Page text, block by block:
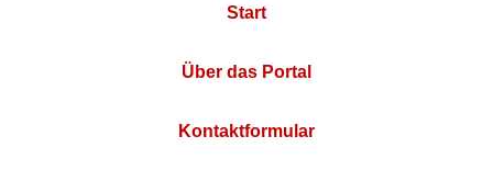
Start
Über das Portal
Kontaktformular